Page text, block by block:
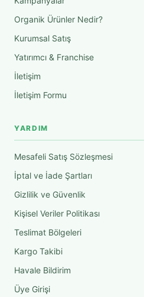
Organik Ürünler Nedir?
Kurumsal Satış
Yatırımcı & Franchise
İletişim
İletişim Formu
YARDIM
Mesafeli Satış Sözleşmesi
İptal ve İade Şartları
Gizlilik ve Güvenlik
Kişisel Veriler Politikası
Teslimat Bölgeleri
Kargo Takibi
Havale Bildirim
Üye Girişi